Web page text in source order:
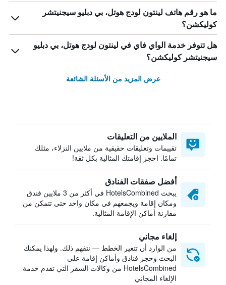
ما هو رقم هاتف لينتون لودج هوتل، بي دبليو سيجنيتشر
كوليكشن؟
هل تتوفر خدمة الواي فاي في لينتون لودج هوتل، بي دبليو
سيجنيتشر كوليكشن؟
عرض المزيد من الأسئلة الشائعة
الملايين من التعليقات
تقييمات وتعليقات حقيقية من ملايين النزلاء، مثلك
تمامًا. احجز إقامتك المثالية بكل ثقة!
أفضل صفقات الفنادق
يبحث HotelsCombined في أكثر من 3 ملايين فندق
ومكان إقامة ويجمعهم في مكان واحد حتى تتمكن من
مقارنة أماكن الإقامة المثالية.
إلغاء مجاني
من الوارد أن تتغير الخطط — نتفهم ذلك. ولهذا يمكنك
البحث وحجز فنادق وأماكن إقامة على
HotelsCombined من وكالات السفر التي تقدم خدمة
الإلغاء المجاني